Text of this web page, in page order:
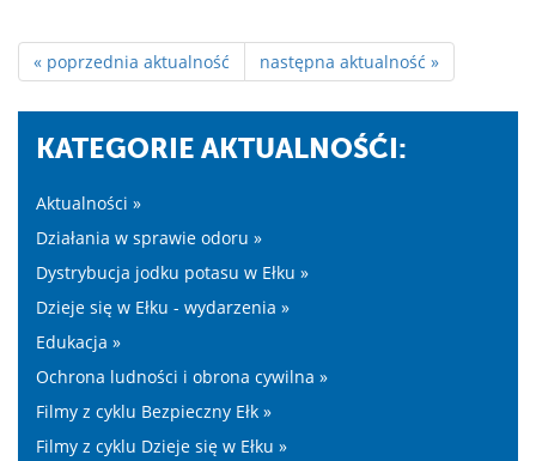
« poprzednia aktualność następna aktualność »
KATEGORIE AKTUALNOŚĆI:
Aktualności »
Działania w sprawie odoru »
Dystrybucja jodku potasu w Ełku »
Dzieje się w Ełku - wydarzenia »
Edukacja »
Ochrona ludności i obrona cywilna »
Filmy z cyklu Bezpieczny Ełk »
Filmy z cyklu Dzieje się w Ełku »